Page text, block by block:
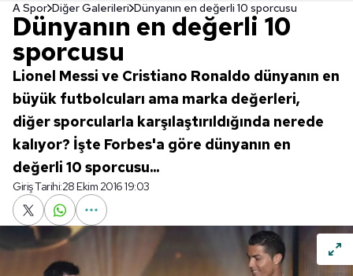
A Spor Diğer Galerileri Dünyanın en değerli 10 sporcusu
Dünyanın en değerli 10
sporcusu
Lionel Messi ve Cristiano Ronaldo dünyanın en
büyük futbolcuları ama marka değerleri,
diğer sporcularla karşılaştırıldığında nerede
kalıyor? İşte Forbes'a göre dünyanın en
değerli 10 sporcusu...
Giriş Tarihi:28 Ekim 2016 19:03